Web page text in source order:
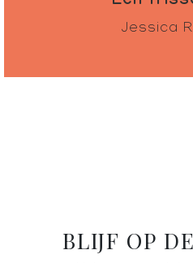
Jessica
BLIJF OP